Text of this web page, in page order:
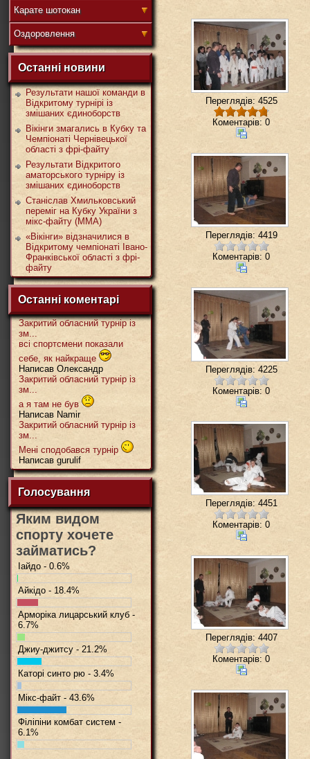
武
道
Карате шотокан
Оздоровлення
Останні новини
Результати нашої команди в
Відкритому турнірі із
змішаних єдиноборств
Вікінги змагались в Кубку та
Чемпіонаті Чернівецької
області з фрі-файту
Результати Відкритого
аматорського турніру із
змішаних єдиноборств
Станіслав Хмильковський
переміг на Кубку України з
мікс-файту (ММА)
«Вікінги» відзначилися в
Відкритому чемпіонаті Івано-
Франківської області з фрі-
файту
Останні коментарі
Закритий обласний турнір із
зм...
всі спортсмени показали
себе, як найкраще
Написав Олександр
Закритий обласний турнір із
зм...
а я там не був
Написав Namir
Закритий обласний турнір із
зм...
Мені сподобався турнір
Написав gurulif
Голосування
Яким видом
спорту хочете
займатись?
Іайдо - 0.6%
Айкідо - 18.4%
Арморіка лицарський клуб -
6.7%
Джиу-джитсу - 21.2%
Каторі синто рю - 3.4%
Мікс-файт - 43.6%
Філіпіни комбат систем -
6.1%
Переглядів: 4525
Коментарів: 0
Переглядів: 4419
Коментарів: 0
Переглядів: 4225
Коментарів: 0
Переглядів: 4451
Коментарів: 0
Переглядів: 4407
Коментарів: 0